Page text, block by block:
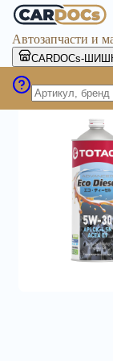
Автозапчасти и
CARDOCs-